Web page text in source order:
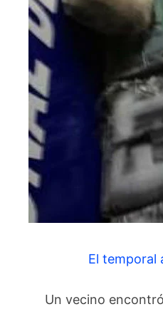
El temporal
Un vecino